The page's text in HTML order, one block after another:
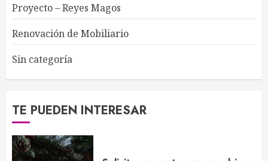
Proyecto – Reyes Magos
Renovación de Mobiliario
Sin categoría
TE PUEDEN INTERESAR